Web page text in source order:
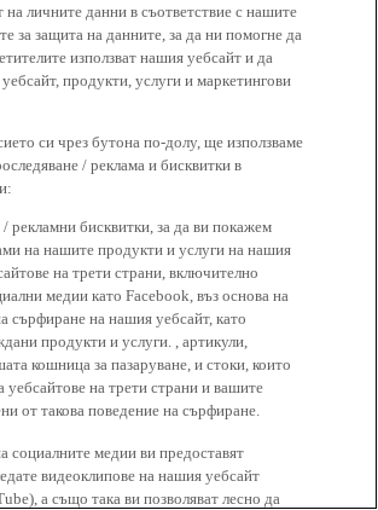
на личните данни в съответствие с нашите
за защита на данните, за да ни помогне да
използват нашия уебсайт и да
продукти, услуги и маркетингови
си чрез бутона по-долу, ще използваме
/ реклама и бисквитки в
рекламни бисквитки, за да ви покажем
на нашите продукти и услуги на нашия
на трети страни, включително
медии като Facebook, въз основа на
сърфиране на нашия уебсайт, като
продукти и услуги. , артикули,
кошница за пазаруване, и стоки, които
уебсайтове на трети страни и вашите
от такова поведение на сърфиране.
социалните медии ви предоставят
видеоклипове на нашия уебсайт
а също така ви позволяват лесно да